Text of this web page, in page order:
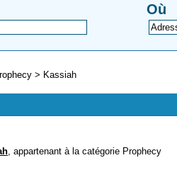
Où
> Kassiah
, appartenant à la catégorie Prophecy